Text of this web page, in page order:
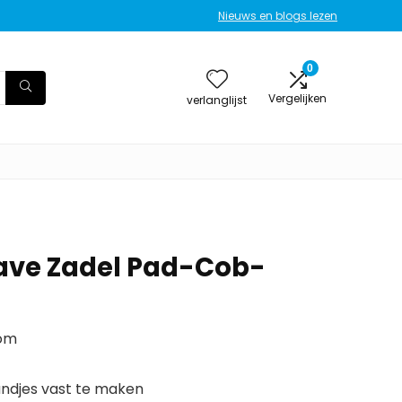
Nieuws en blogs lezen
verlanglijst
0
Vergelijken
Zadel Pad-Cob-
vast te maken